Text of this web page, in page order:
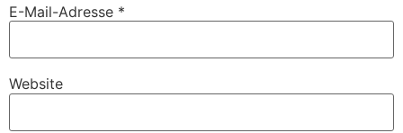
E-Mail-Adresse *
Website